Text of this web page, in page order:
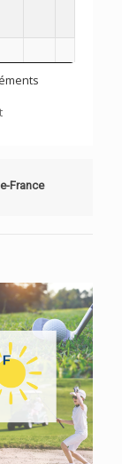
France